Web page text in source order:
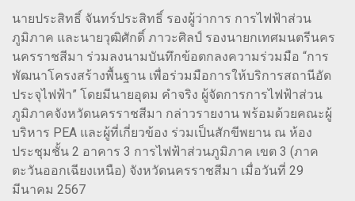
นายประสิทธิ์ จันทร์ประสิทธิ์ รองผู้ว่าการ การไฟฟ้าส่วน
ภูมิภาค และนายวุฒิศักดิ์ ภาวะศิลป์ รองนายกเทศมนตรีนคร
นครราชสีมา ร่วมลงนามบันทึกข้อตกลงความร่วมมือ “การ
พัฒนาโครงสร้างพื้นฐาน เพื่อร่วมมือการให้บริการสถานีอัด
ประจุไฟฟ้า” โดยมีนายอุดม คำจริง ผู้จัดการการไฟฟ้าส่วน
ภูมิภาคจังหวัดนครราชสีมา กล่าวรายงาน พร้อมด้วยคณะผู้
บริหาร PEA และผู้ที่เกี่ยวข้อง ร่วมเป็นสักขีพยาน ณ ห้อง
ประชุมชั้น 2 อาคาร 3 การไฟฟ้าส่วนภูมิภาค เขต 3 (ภาค
ตะวันออกเฉียงเหนือ) จังหวัดนครราชสีมา เมื่อวันที่ 29
มีนาคม 2567